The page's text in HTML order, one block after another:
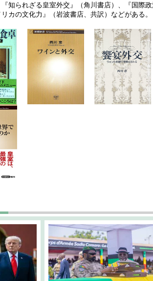
知られざる皇室外交』（角川書店）、『国際
リカの文化力』（岩波書店、共訳）などがある。